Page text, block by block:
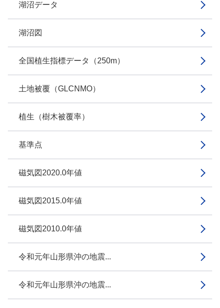
湖沼データ
湖沼図
全国植生指標データ（250m）
土地被覆（GLCNMO）
植生（樹木被覆率）
基準点
磁気図2020.0年値
磁気図2015.0年値
磁気図2010.0年値
令和元年山形県沖の地震...
令和元年山形県沖の地震...